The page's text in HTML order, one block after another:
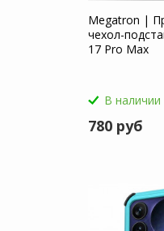
Megatron |
чехол-
17 Pro Max
В наличии
780 руб